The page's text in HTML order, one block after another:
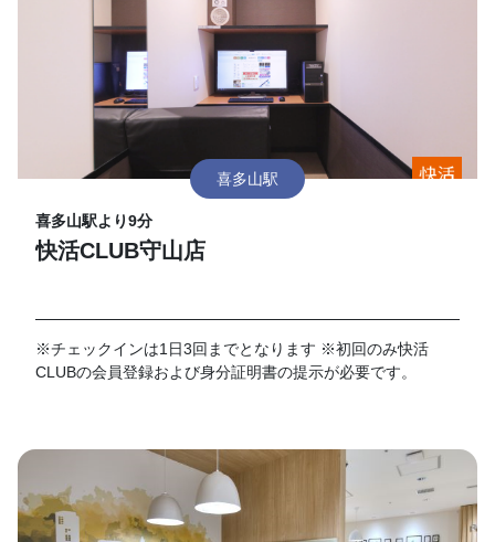
喜多山駅
喜多山駅より9分
快活CLUB守山店
※チェックインは1日3回までとなります ※初回のみ快活
CLUBの会員登録および身分証明書の提示が必要です。